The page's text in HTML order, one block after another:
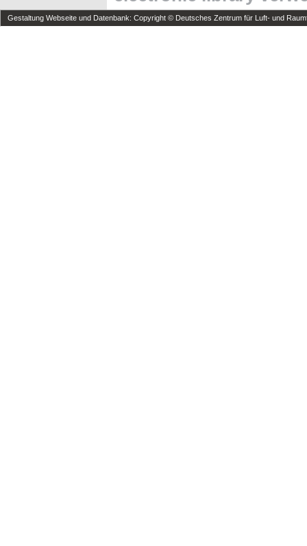
Gestaltung Webseite und Datenbank: Copyright © Deutsches Zentrum für Luft- und